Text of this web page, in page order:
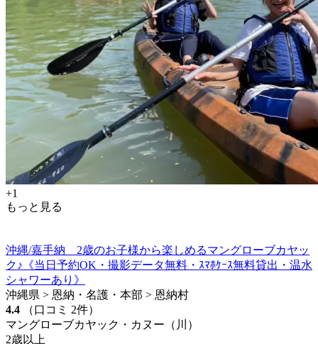
+1
もっと見る
沖縄/嘉手納 2歳のお子様から楽しめるマングローブカヤッ
ク♪《当日予約OK・撮影データ無料・ｽﾏﾎｹｰｽ無料貸出・温水
シャワーあり》
沖縄県 > 恩納・名護・本部 > 恩納村
4.4
（口コミ 2件）
マングローブカヤック・カヌー（川）
2歳以上